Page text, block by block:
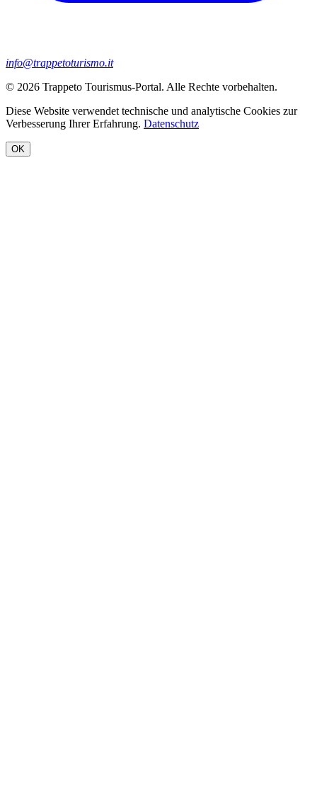
info@trappetoturismo.it
© 2026 Trappeto Tourismus-Portal. Alle Rechte vorbehalten.
Diese Website verwendet technische und analytische Cookies zur
Verbesserung Ihrer Erfahrung. Datenschutz
OK